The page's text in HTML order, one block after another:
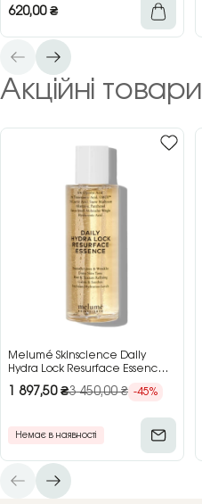
620,00₴
Акційні товари
Melumé Skinscience Daily
Hydra Lock Resurface Essence
обличчя з кислотами, 150 мл
1 897,50₴3 450,00₴ -45%
Немає в наявності